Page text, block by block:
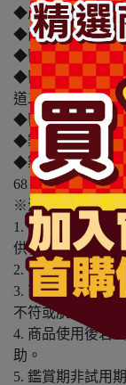
◆產地：台灣
◆商品許可證字號
◆醫療器材商或
◆醫療器材商或
道二段68、88號
◆醫療器材商或藥
◆製造業者名稱
◆製造業者地址
68、88號
※溫馨提醒：
1. 因電腦螢幕設
供參考，依實際
2. 商品包裝會有
3. 商品下訂前，
不符或肌膚不適等
4. 商品使用後若
助。
5. 鑑賞期非試用